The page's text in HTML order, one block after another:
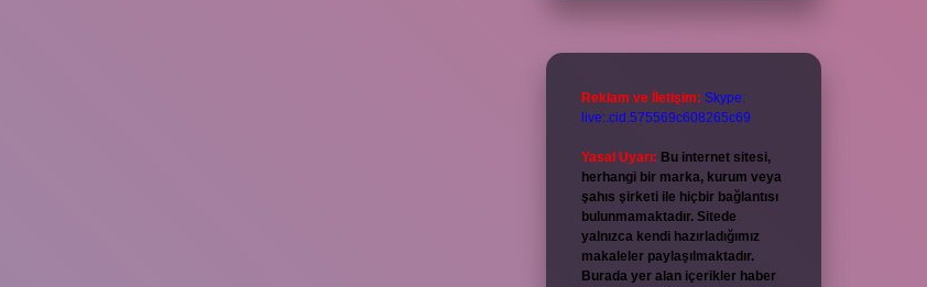
Reklam ve İletişim: Skype:
live:.cid.575569c608265c69
Yasal Uyarı: Bu internet sitesi,
herhangi bir marka, kurum veya
şahıs şirketi ile hiçbir bağlantısı
bulunmamaktadır. Sitede
yalnızca kendi hazırladığımız
makaleler paylaşılmaktadır.
Burada yer alan içerikler haber